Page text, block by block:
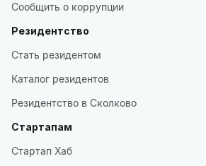
Сообщить о коррупции
Резидентство
Стать резидентом
Каталог резидентов
Резидентство в Сколково
Стартапам
Стартап Хаб